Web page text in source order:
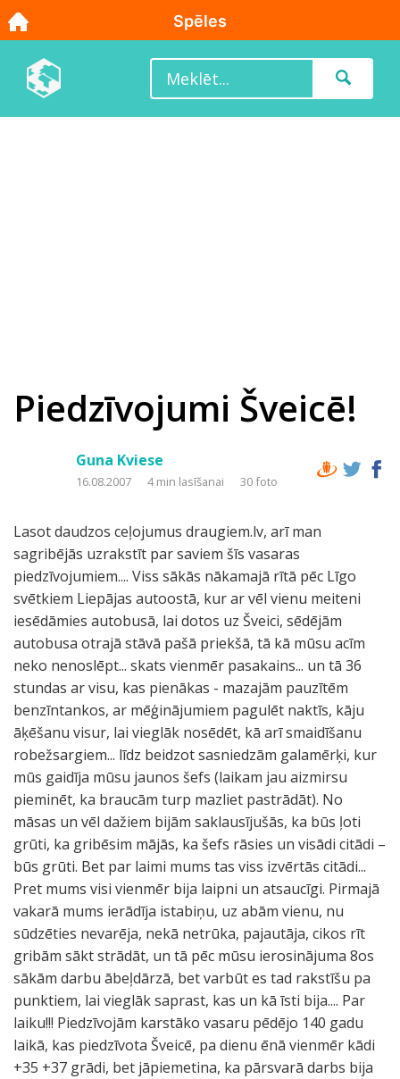
Piedzīvojumi Šveicē!
Guna Kviese
16.08.2007 4 min lasīšanai 30 foto
Lasot daudzos ceļojumus draugiem.lv, arī man
sagribējās uzrakstīt par saviem šīs vasaras
piedzīvojumiem.... Viss sākās nākamajā rītā pēc Līgo
svētkiem Liepājas autoostā, kur ar vēl vienu meiteni
iesēdāmies autobusā, lai dotos uz Šveici, sēdējām
autobusa otrajā stāvā pašā priekšā, tā kā mūsu acīm
neko nenoslēpt... skats vienmēr pasakains... un tā 36
stundas ar visu, kas pienākas - mazajām pauzītēm
benzīntankos, ar mēģinājumiem pagulēt naktīs, kāju
āķēšanu visur, lai vieglāk nosēdēt, kā arī smaidīšanu
robežsargiem... līdz beidzot sasniedzām galamērķi, kur
mūs gaidīja mūsu jaunos šefs (laikam jau aizmirsu
pieminēt, ka braucām turp mazliet pastrādāt). No
māsas un vēl dažiem bijām saklausījušās, ka būs ļoti
grūti, ka gribēsim mājās, ka šefs rāsies un visādi citādi –
būs grūti. Bet par laimi mums tas viss izvērtās citādi...
Pret mums visi vienmēr bija laipni un atsaucīgi. Pirmajā
vakarā mums ierādīja istabiņu, uz abām vienu, nu
sūdzēties nevarēja, nekā netrūka, pajautāja, cikos rīt
gribām sākt strādāt, un tā pēc mūsu ierosinājuma 8os
sākām darbu ābeļdārzā, bet varbūt es tad rakstīšu pa
punktiem, lai vieglāk saprast, kas un kā īsti bija.... Par
laiku!!! Piedzīvojām karstāko vasaru pēdējo 140 gadu
laikā, kas piedzīvota Šveicē, pa dienu ēnā vienmēr kādi
+35 +37 grādi, bet jāpiemetina, ka pārsvarā darbs bija